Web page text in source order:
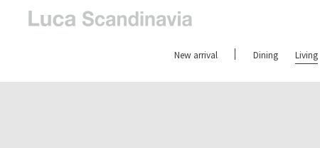
New arrival Dining Living